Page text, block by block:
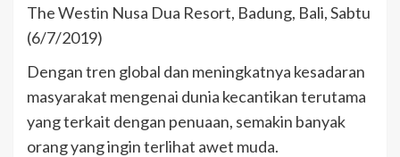
The Westin Nusa Dua Resort, Badung, Bali, Sabtu
(6/7/2019)
Dengan tren global dan meningkatnya kesadaran
masyarakat mengenai dunia kecantikan terutama
yang terkait dengan penuaan, semakin banyak
orang yang ingin terlihat awet muda.